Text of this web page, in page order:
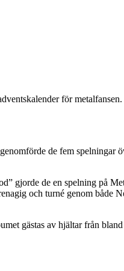
för metalfansen.
de fem spelningar
gjorde de en spelning på
och turné genom både
gästas av hjältar från